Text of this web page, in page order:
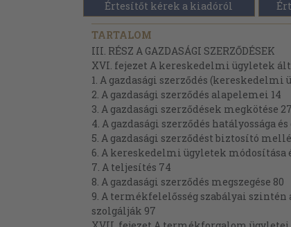
Értesítőt kérek a kiadóról
TARTALOM
III. RÉSZ A GAZDASÁGI SZERZŐDÉSEK
XVI. fejezet A kereskedelmi ügyletek
1. A gazdasági szerződés
2. A gazdasági szerződés alapelemei 14
3. A gazdasági szerződések megkötése 27
4. A gazdasági szerződés hatályossága
5. A gazdasági szerződést biztosító
6. A kereskedelmi ügyletek módosítása
7. A teljesítés 74
8. A gazdasági szerződés megszegése 80
9. A termékfelelősség szabályai
szolgálják 97